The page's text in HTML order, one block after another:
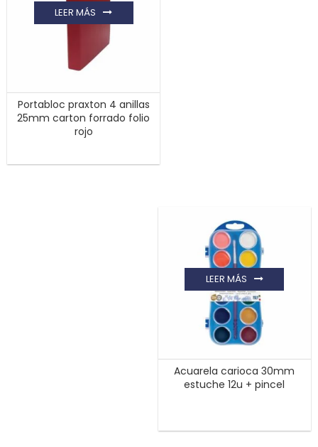
Portabloc praxton 4 anillas
25mm carton forrado folio
rojo
LEER MÁS
Acuarela carioca 30mm
estuche 12u + pincel
LEER MÁS